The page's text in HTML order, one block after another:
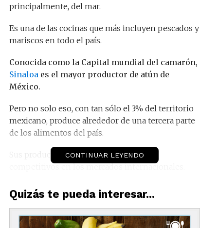
principalmente, del mar.
Es una de las cocinas que más incluyen pescados y
mariscos en todo el país.
Conocida como la Capital mundial del camarón,
Sinaloaes el mayor productor de atún de
México.
Pero no solo eso, con tan sólo el 3% del territorio
mexicano, produce alrededor de una tercera parte
de los alimentos del país.
Sus productos agrícolas son altamente
Destaca la producción de maíz, tomate y trigo,
entre otros muchos productos de la tierra.
Aunque poco conocido por ello, la ganadería
CONTINUAR LEYENDO
Quizás te pueda interesar...